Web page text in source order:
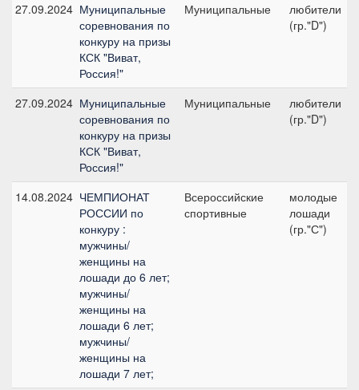
27.09.2024 Муниципальные
соревнования по
конкуру на призы
КСК "Виват,
Россия!"
Муниципальные
любители
(гр."D")
27.09.2024 Муниципальные
соревнования по
конкуру на призы
КСК "Виват,
Россия!"
Муниципальные
любители
(гр."D")
14.08.2024 ЧЕМПИОНАТ
РОССИИ по
конкуру :
мужчины/
женщины на
лошади до 6 лет;
мужчины/
женщины на
лошади 6 лет;
мужчины/
женщины на
лошади 7 лет;
Всероссийские
спортивные
молодые
лошади
(гр."С")